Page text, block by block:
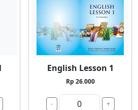
English Lesson 1
Rp 26.000
-
+